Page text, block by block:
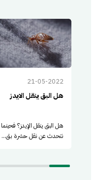
21-05-2022
هل البق ينقل الايدز
هل البق ينقل الإيدز؟ فحينما
نتحدث عن نقل حشرة بق...